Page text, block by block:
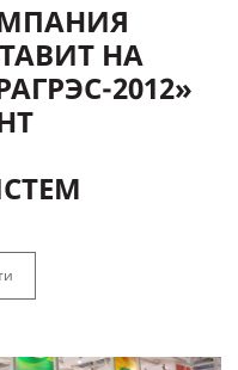
НА
2012»